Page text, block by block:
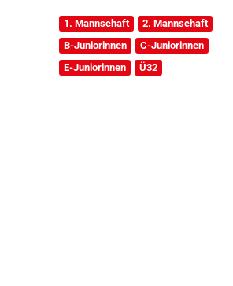
1. Mannschaft
2. Mannschaft
B-Juniorinnen
C-Juniorinnen
E-Juniorinnen
Ü32